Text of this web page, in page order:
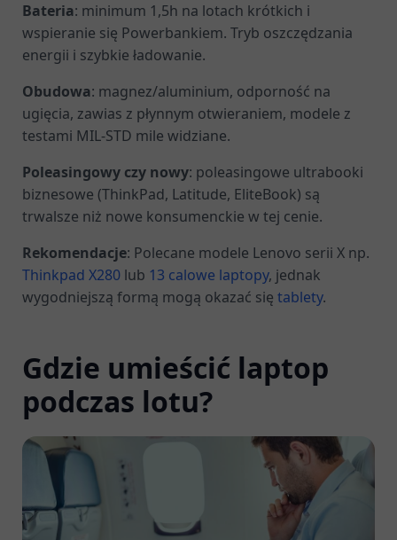
Bateria: minimum 1,5h na lotach krótkich i
wspieranie się Powerbankiem. Tryb oszczędzania
energii i szybkie ładowanie.
Obudowa: magnez/aluminium, odporność na
ugięcia, zawias z płynnym otwieraniem, modele z
testami MIL-STD mile widziane.
Poleasingowy czy nowy: poleasingowe ultrabooki
biznesowe (ThinkPad, Latitude, EliteBook) są
trwalsze niż nowe konsumenckie w tej cenie.
Rekomendacje: Polecane modele Lenovo serii X np.
Thinkpad X280 lub 13 calowe laptopy, jednak
wygodniejszą formą mogą okazać się tablety.
Gdzie umieścić laptop
podczas lotu?